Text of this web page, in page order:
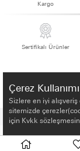
Kargo
Sertifikalı Ürünler
Çerez Kullanımı
Sizlere en iyi
sitemizde
için Kvkk